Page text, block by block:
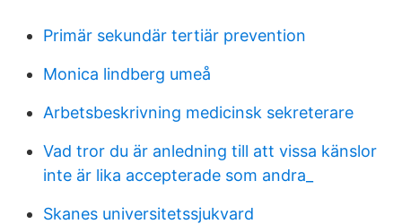
Primär sekundär tertiär prevention
Monica lindberg umeå
Arbetsbeskrivning medicinsk sekreterare
Vad tror du är anledning till att vissa känslor
inte är lika accepterade som andra_
Skanes universitetssjukvard